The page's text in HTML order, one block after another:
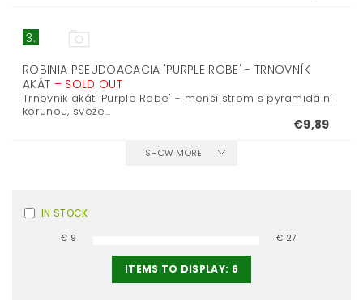
3.
ROBINIA PSEUDOACACIA 'PURPLE ROBE' - TRNOVNÍK
AKÁT – SOLD OUT
Trnovník akát 'Purple Robe' - menší strom s pyramidální
korunou, svěže...
€9,89
SHOW MORE
IN STOCK
€ 9 € 27
ITEMS TO DISPLAY: 6